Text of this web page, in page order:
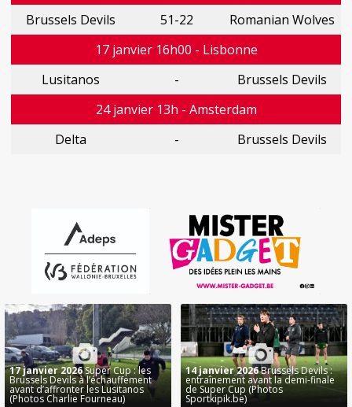
Brussels Devils
51-22
Romanian Wolves
17 janvier 16h00 - Lisbonne
Lusitanos
-
Brussels Devils
24 janvier 13h - Amsterdam
Delta
- Brussels Devils
17 janvier 2026Super Cup : les
Brussels Devils à l’échauffement
avant d’affronter les Lusitanos
(Photos Charlie Fourneau)
14 janvier 2026Brussels Devils :
entraînement avant la demi-finale
de Super Cup (Photos
Sportkipik.be)